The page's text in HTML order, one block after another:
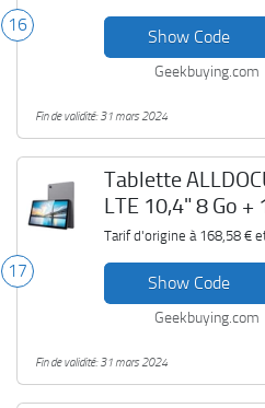
16
Show Code
Geekbuying.com
Fin de validité: 31 mars 2024
17
Tablette
LTE 10,4" 8 Go +
Tarif d'origine à 168,58 €
Show Code
Geekbuying.com
Fin de validité: 31 mars 2024